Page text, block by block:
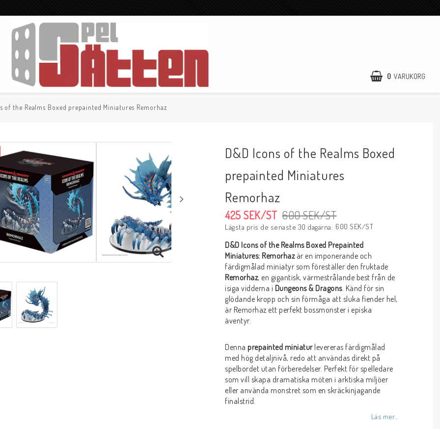
0 VARUKORG
of the Realms Boxed prepainted Miniatures Remorhaz
D&D Icons of the Realms Boxed
prepainted Miniatures
Remorhaz
600 SEK/ST
425 SEK/ST
Lägsta pris de senaste 30 dagarna 600 SEK/ST
D&D Icons of the Realms Boxed Prepainted
Miniatures: Remorhazär en imponerande och
färdigmålad miniatyr som föreställer den fruktade
Remorhaz, en gigantisk, värmestrålande best från de
isiga vidderna i Dungeons & Dragons. Känd för sin
glödande kropp och sin förmåga att sluka fiender hel,
är Remorhaz ett perfekt bossmonster i episka
äventyr.
Denna prepainted miniaturlevereras färdigmålad
med hög detaljnivå, redo att användas direkt på
spelbordet utan förberedelser. Perfekt för spelledare
som vill skapa dramatiska möten i arktiska miljöer
eller använda monstret som en skräckinjagande
finalstrid.
Läs mer...